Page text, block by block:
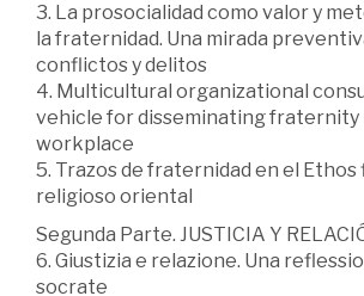
3. La prosocialidad como valor y
la fraternidad. Una mirada
conflictos y delitos
4. Multicultural organizational
vehicle for disseminating fraternity
workplace
5. Trazos de fraternidad en el
religioso oriental
Segunda Parte. JUSTICIA Y
6. Giustizia e relazione. Una
socrate